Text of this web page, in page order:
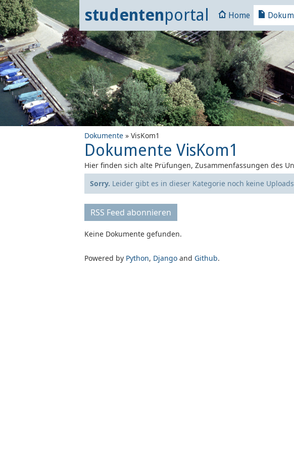
studentenportal Home
Dokumente » VisKom1
Dokumente VisKom1
Hier finden sich alte Prüfungen, Zusammenfassungen des
Sorry. Leider gibt es in dieser Kategorie noch keine
RSS Feed abonnieren
Keine Dokumente gefunden.
Powered by Python, Django and Github.